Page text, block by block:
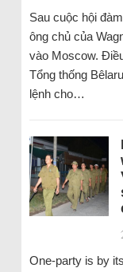
Sau cuộc hội
ông chủ của
vào Moscow.
Tổng thống
lệnh cho…
One-party is by